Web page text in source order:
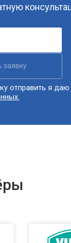
заявку
отправить я